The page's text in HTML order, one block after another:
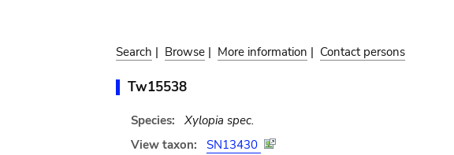
Search | Browse | More information | Contact persons
Tw15538
Species:
Xylopia spec.
View taxon:
SN13430